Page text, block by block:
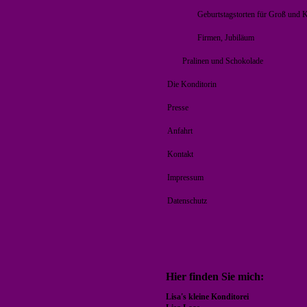
Geburtstagstorten für Groß und
Firmen, Jubiläum
Pralinen und Schokolade
Die Konditorin
Presse
Anfahrt
Kontakt
Impressum
Datenschutz
Hier finden Sie mich:
Lisa's kleine Konditorei